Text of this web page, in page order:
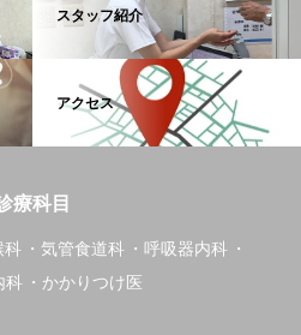
スタッフ紹介
アクセス
療科目
科 気管食道科
呼吸器内科
科
かかりつけ医